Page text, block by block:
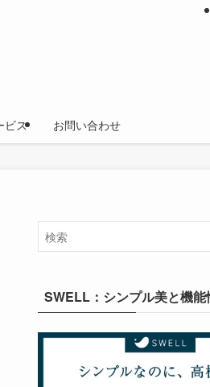
ビス お問い合わせ
SWELL：シンプル美と機能